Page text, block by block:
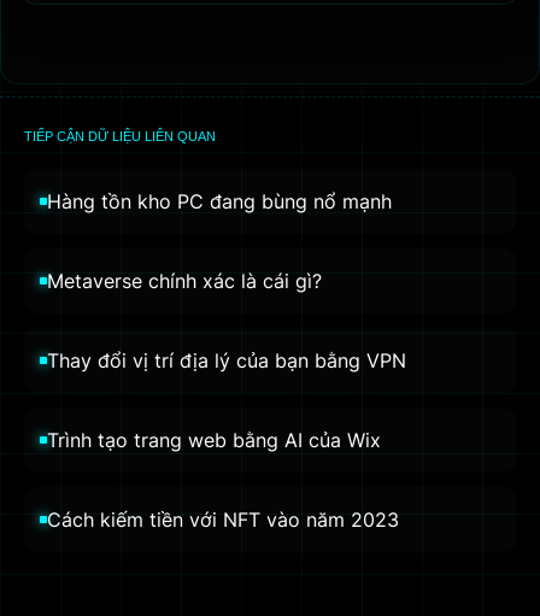
TIẾP CẬN DỮ LIỆU LIÊN QUAN
Hàng tồn kho PC đang bùng nổ mạnh
Metaverse chính xác là cái gì?
Thay đổi vị trí địa lý của bạn bằng VPN
Trình tạo trang web bằng AI của Wix
Cách kiếm tiền với NFT vào năm 2023